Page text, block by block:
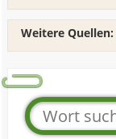
Weitere Quellen: